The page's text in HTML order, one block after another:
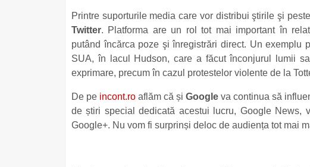
Printre suporturile media care vor distribui ştirile şi
Twitter. Platforma are un rol tot mai important în
putând încărca poze şi înregistrări direct. Un exemplu
SUA, în lacul Hudson, care a făcut înconjurul lumii
exprimare, precum în cazul protestelor violente de la
De pe incont.ro aflăm că și Google va continua să
de știri special dedicată acestui lucru, Google News,
Google+. Nu vom fi surprinși deloc de audiența tot mai